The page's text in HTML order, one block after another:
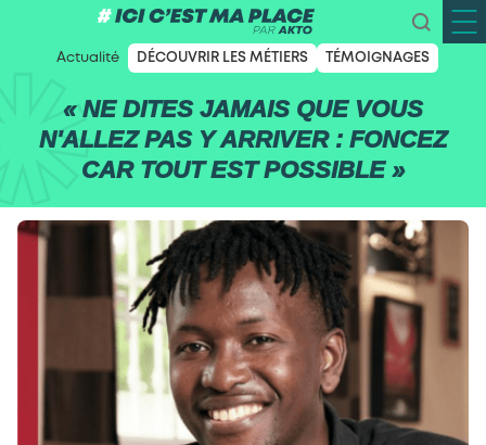
Actualité DÉCOUVRIR LES MÉTIERS TÉMOIGNAGES
« NE DITES JAMAIS QUE VOUS
N'ALLEZ PAS Y ARRIVER : FONCEZ
CAR TOUT EST POSSIBLE »